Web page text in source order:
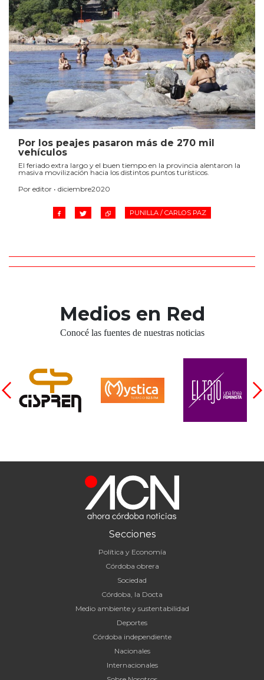
Por los peajes pasaron más de 270 mil
vehículos
El feriado extra largo y el buen tiempo en la provincia alentaron la
masiva movilización hacia los distintos puntos turísticos.
Por editor • diciembre2020
PUNILLA / CARLOS PAZ
Medios en Red
Conocé las fuentes de nuestras noticias
Secciones
Política y Economía
Córdoba obrera
Sociedad
Córdoba, la Docta
Medio ambiente y sustentabilidad
Deportes
Córdoba independiente
Nacionales
Internacionales